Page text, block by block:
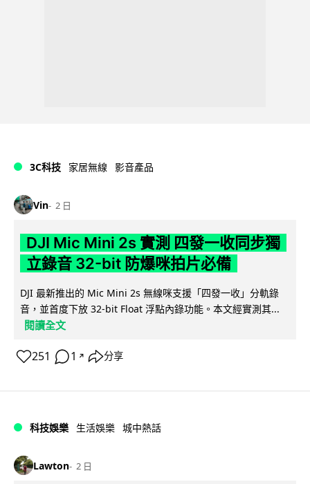
3C科技 家居無線 影音產品
Vin 2 日
DJI Mic Mini 2s 實測 四發一收同步獨
立錄音 32-bit 防爆咪拍片必備
DJI 最新推出的 Mic Mini 2s 無線咪支援「四發一收」分軌錄
音，並首度下放 32-bit Float 浮點內錄功能。本文經實測其...
閱讀全文
251 1 ↗ 分享
科技娛樂 生活娛樂 城中熱話
Lawton 2 日